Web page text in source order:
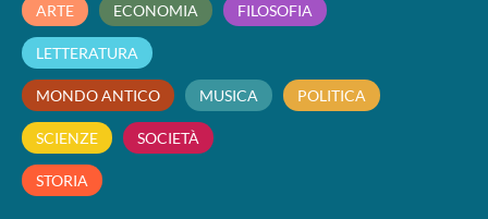
ARTE ECONOMIA FILOSOFIA
LETTERATURA
MONDO ANTICO MUSICA POLITICA
SCIENZE SOCIETÀ
STORIA